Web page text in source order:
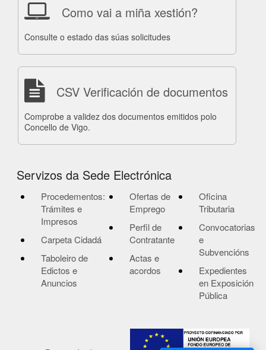
Como vai a miña xestión?
Consulte o estado das súas solicitudes
CSV Verificación de documentos
Comprobe a validez dos documentos emitidos polo
Concello de Vigo.
Servizos da Sede Electrónica
Procedementos:
Trámites e
Impresos
Carpeta Cidadá
Taboleiro de
Edictos e
Anuncios
Ofertas de
Emprego
Perfil de
Contratante
Actas e
acordos
Oficina
Tributaria
Convocatorias
e
Subvencións
Expedientes
en Exposición
Pública